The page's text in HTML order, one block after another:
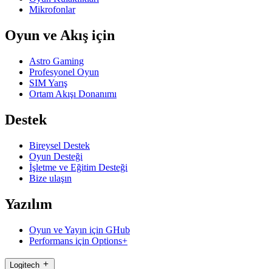
Mikrofonlar
Oyun ve Akış için
Astro Gaming
Profesyonel Oyun
SIM Yarış
Ortam Akışı Donanımı
Destek
Bireysel Destek
Oyun Desteği
İşletme ve Eğitim Desteği
Bize ulaşın
Yazılım
Oyun ve Yayın için GHub
Performans için Options+
Logitech